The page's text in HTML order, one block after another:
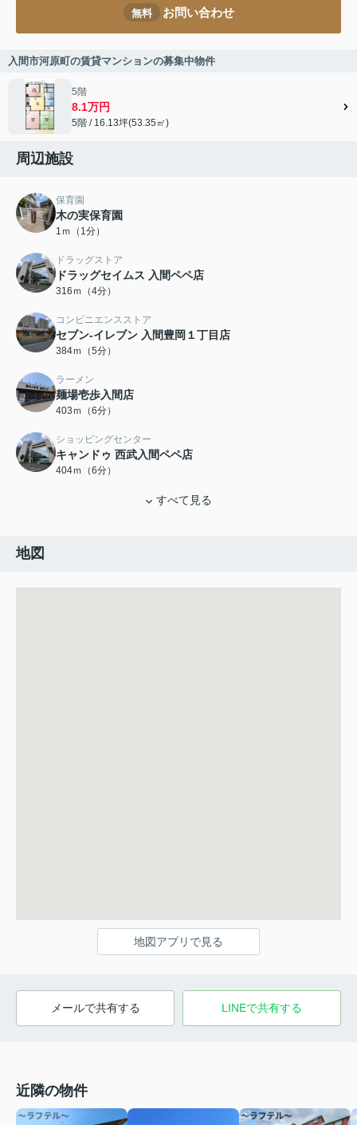
無料 お問い合わせ
入間市河原町の賃貸マンションの募集中物件
5階
8.1万円
5階 / 16.13坪(53.35㎡)
周辺施設
保育園
木の実保育園
1ｍ（1分）
ドラッグストア
ドラッグセイムス 入間ペペ店
316ｍ（4分）
コンビニエンスストア
セブン-イレブン 入間豊岡１丁目店
384ｍ（5分）
ラーメン
麺場壱歩入間店
403ｍ（6分）
ショッピングセンター
キャンドゥ 西武入間ペペ店
404ｍ（6分）
すべて見る
地図
地図アプリで見る
メールで共有する LINEで共有する
近隣の物件